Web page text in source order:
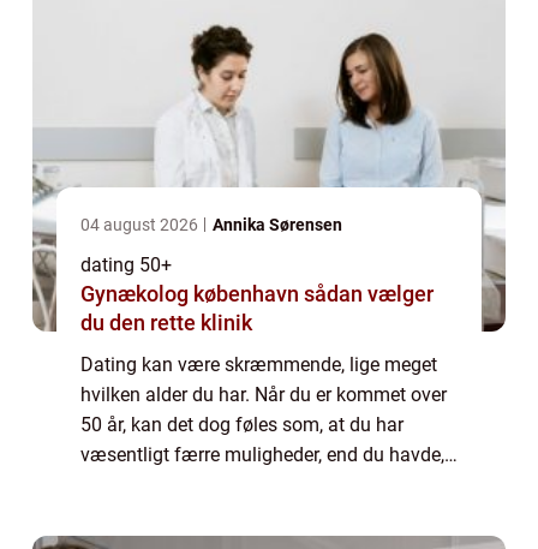
04 august 2026 Annika Sørensen
dating 50+
Gynækolog københavn sådan vælger
du den rette klinik
Dating kan være skræmmende, lige meget
hvilken alder du har. Når du er kommet over
50 år, kan det dog føles som, at du har
væsentligt færre muligheder, end du havde,